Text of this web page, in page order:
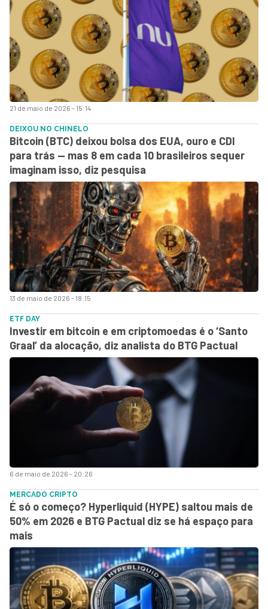
21 de maio de 2026 - 15:14
13 de maio de 2026 - 18:15
DEIXOU NO CHINELO
Bitcoin (BTC) deixou bolsa dos EUA, ouro e CDI
para trás — mas 8 em cada 10 brasileiros sequer
imaginam isso, diz pesquisa
6 de maio de 2026 - 20:26
ETF DAY
Investir em bitcoin e em criptomoedas é o ‘Santo
Graal’ da alocação, diz analista do BTG Pactual
MERCADO CRIPTO
É só o começo? Hyperliquid (HYPE) saltou mais de
50% em 2026 e BTG Pactual diz se há espaço para
mais